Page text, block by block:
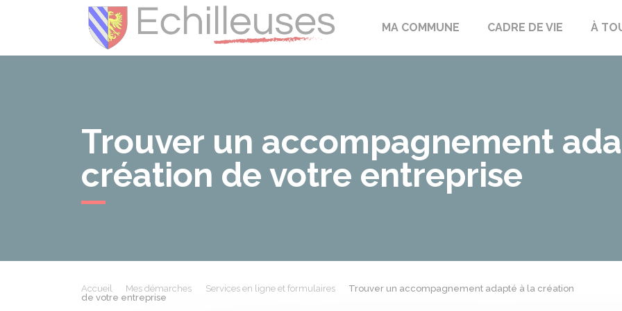
ÉchilleusesMA COMMUNE CADRE DE VIE À
Trouver un accompagnement
création de votre entreprise
Accueil Mes démarches Services en ligne et formulaires
Trouver un accompagnement adapté à la création
de votre entreprise